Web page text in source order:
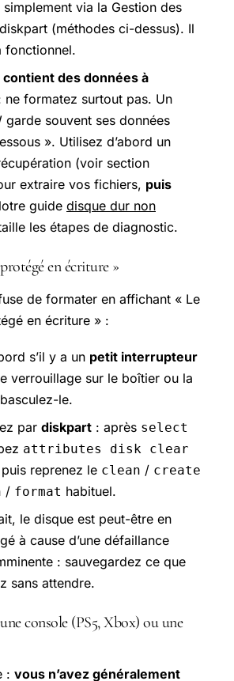
via la Gestion des
(méthodes ci-dessus). Il
fonctionnel.
contient des données à
ne formatez surtout pas. Un
garde souvent ses données
». Utilisez d’abord un
(voir section
extraire vos fichiers, puis
guide disque dur non
les étapes de diagnostic.
en écriture »
de formater en affichant « Le
en écriture » :
s’il y a un petit interrupteur
verrouillage sur le boîtier ou la
le.
par diskpart : après select
attributes disk clear
reprenez le clean / create
/ format habituel.
le disque est peut-être en
à cause d’une défaillance
: sauvegardez ce que
sans attendre.
console (PS5, Xbox) ou une
: vous n’avez généralement